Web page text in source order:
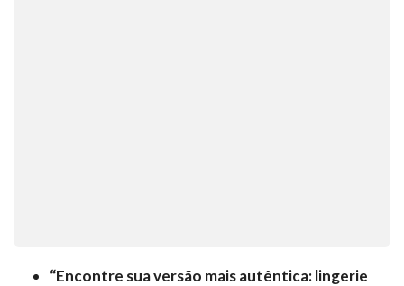
“Encontre sua versão mais autêntica: lingerie